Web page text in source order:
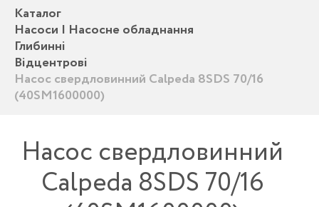
Каталог
Насоси | Насосне обладнання
Глибинні
Відцентрові
Насос свердловинний Calpeda 8SDS 70/16
(40SM1600000)
Насос свердловинний
Calpeda 8SDS 70/16